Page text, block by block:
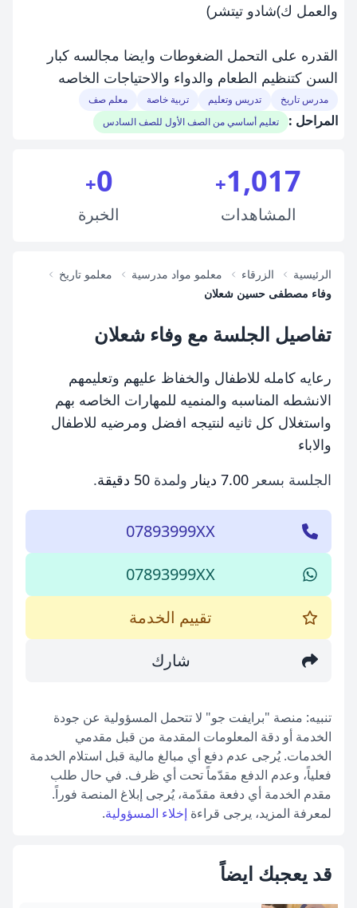
والعمل ك)شادو تيتشر)
القدره على التحمل الضغوطات وايضا مجالسه كبار
السن كتنظيم الطعام والدواء والاحتياجات الخاصه
مدرس تاريخ تدريس وتعليم تربية خاصة معلم صف
المراحل : تعليم أساسي من الصف الأول للصف السادس
1,017
+
المشاهدات
0
+
الخبرة
الرئيسية الزرقاء معلمو مواد مدرسية
معلمو تاريخ
وفاء مصطفى حسين شعلان
تفاصيل الجلسة مع وفاء شعلان
رعايه كامله للاطفال والخفاظ عليهم وتعليمهم
الانشطه المناسبه والمنميه للمهارات الخاصه بهم
واستغلال كل ثانيه لنتيجه افضل ومرضيه للاطفال
والاباء
الجلسة بسعر 7.00 دينار ولمدة 50 دقيقة .
07893999XX
07893999XX
تقييم الخدمة
شارك
تنبيه: منصة "برايفت جو" لا تتحمل المسؤولية عن جودة
الخدمة أو دقة المعلومات المقدمة من قبل مقدمي
الخدمات. يُرجى عدم دفع أي مبالغ مالية قبل استلام الخدمة
فعلياً، وعدم الدفع مقدّماً تحت أي ظرف. في حال طلب
مقدم الخدمة أي دفعة مقدّمة، يُرجى إبلاغ المنصة فوراً.
لمعرفة المزيد، يرجى قراءة إخلاء المسؤولية.
قد يعجبك ايضاً